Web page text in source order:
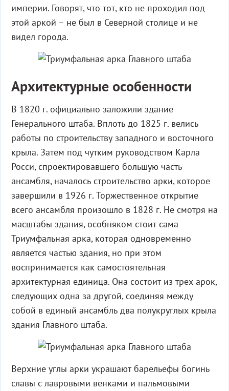
империи. Говорят, что тот, кто не проходил под
этой аркой – не был в Северной столице и не
видел города.
Архитектурные особенности
В 1820 г. официально заложили здание
Генерального штаба. Вплоть до 1825 г. велись
работы по строительству западного и восточного
крыла. Затем под чутким руководством Карла
Росси, спроектировавшего большую часть
ансамбля, началось строительство арки, которое
завершили в 1926 г. Торжественное открытие
всего ансамбля произошло в 1828 г. Не смотря на
масштабы здания, особняком стоит сама
Триумфальная арка, которая одновременно
является частью здания, но при этом
воспринимается как самостоятельная
архитектурная единица. Она состоит из трех арок,
следующих одна за другой, соединяя между
собой в единый ансамбль два полукруглых крыла
здания Главного штаба.
Верхние углы арки украшают барельефы богинь
славы с лавровыми венками и пальмовыми